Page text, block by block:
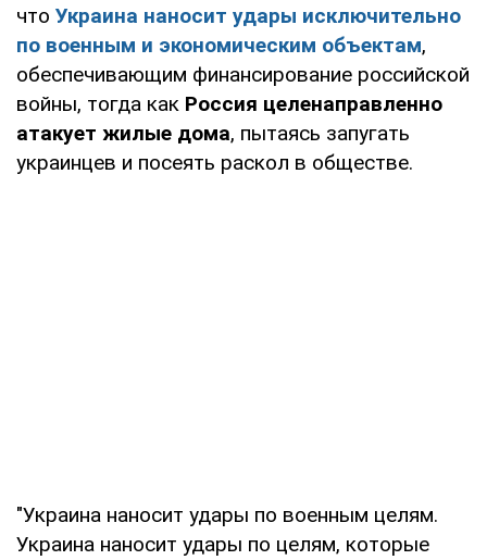
что Украина наносит удары исключительно
по военным и экономическим объектам,
обеспечивающим финансирование российской
войны, тогда как Россия целенаправленно
атакует жилые дома, пытаясь запугать
украинцев и посеять раскол в обществе.
"Украина наносит удары по военным целям.
Украина наносит удары по целям, которые